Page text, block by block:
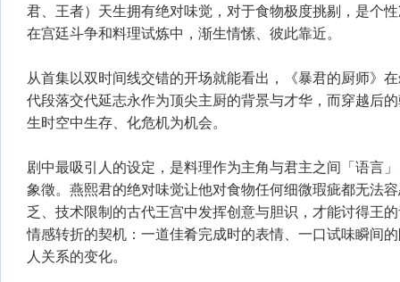
君、王者）天生拥有绝对味觉，对于食物极度挑剔，是个
在宫廷斗争和料理试炼中，渐生情愫、彼此靠近。
从首集以双时间线交错的开场就能看出，《暴君的厨师》
代段落交代延志永作为顶尖主厨的背景与才华，而穿越后
生时空中生存、化危机为机会。
剧中最吸引人的设定，是料理作为主角与君主之间「语言
象徵。燕熙君的绝对味觉让他对食物任何细微瑕疵都无法
乏、技术限制的古代王宫中发挥创意与胆识，才能讨得王
情感转折的契机：一道佳肴完成时的表情、一口试味瞬间
人关系的变化。